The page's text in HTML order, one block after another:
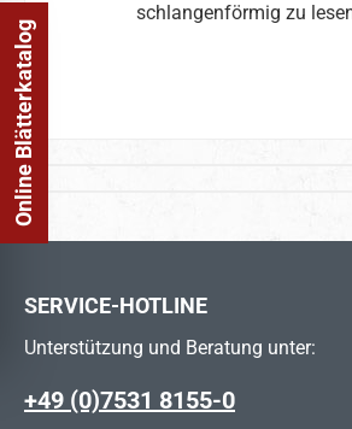
schlangenförmig zu
SERVICE-HOTLINE
Unterstützung und Beratung unter:
+49 (0)7531 8155-0
Online Blätterkatalog